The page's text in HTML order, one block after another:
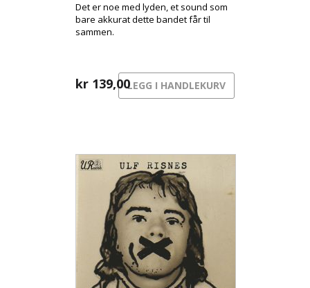
Det er noe med lyden, et sound som
bare akkurat dette bandet får til
sammen.
kr 139,00LEGG I HANDLEKURV